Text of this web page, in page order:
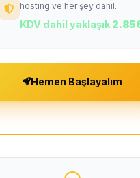
hosting ve her şey dahil.
KDV dahil yaklaşık
Hemen Başlayalım